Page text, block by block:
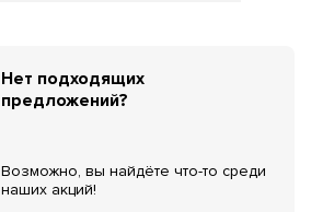
Нет подходящих
предложений?
Возможно, вы найдёте что-то среди
наших акций!